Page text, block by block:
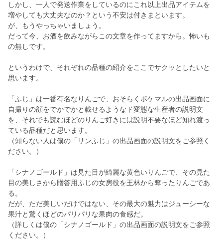
しかし、一人で発送作業をしているのにこれ以上出品アイテムを
増やしても大丈夫なのか？という不安は付きまといます。
が、もうやっちゃいましょう。
だって今、お酒を飲みながらこの文章を作ってますから。怖いも
の無しです。
というわけで、それぞれの品種の紹介をここでサクッとしたいと
思います。
「ふじ」は一番有名なりんごで、おそらくポケマルの出品画面に
自撮りの顔をでかでかと載せるようなド変態な生産者の説明文
を、それでも読むほどのりんご好きには説明不要なほど知れ渡っ
ている品種だと思います。
（知らない人は僕の「サンふじ」の出品画面の説明文をご参照く
ださい。）
「シナノゴールド」は見た目が綺麗な黄色いりんごで、その見た
目の美しさから贈答用ふじの女房役を王林から奪ったりんごであ
る。
だが、ただ美しいだけではない、その最大の魅力はジューシーな
果汁と驚くほどのパリパリな果肉の食感だ。
（詳しくは僕の「シナノゴールド」の出品画面の説明文をご参照
ください。）